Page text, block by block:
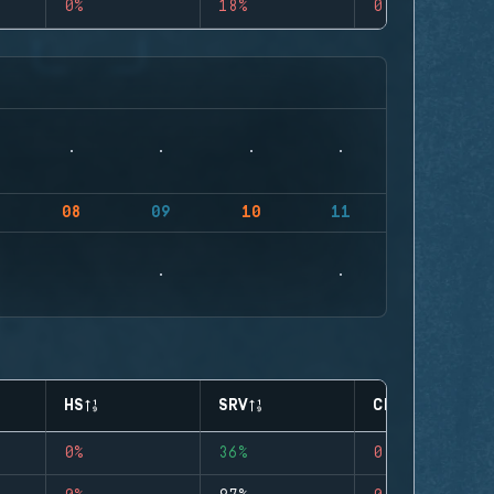
0% 18% 0
08 09 10 11
HS SRV CLUTCHES
0% 36% 0